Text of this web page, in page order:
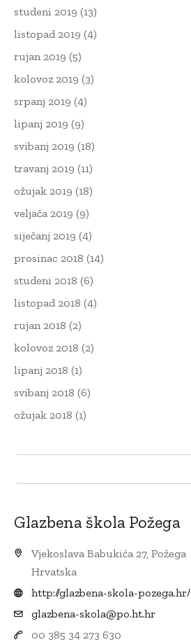
studeni 2019 (13)
listopad 2019 (4)
rujan 2019 (5)
kolovoz 2019 (3)
srpanj 2019 (4)
lipanj 2019 (9)
svibanj 2019 (18)
travanj 2019 (11)
ožujak 2019 (18)
veljača 2019 (9)
siječanj 2019 (4)
prosinac 2018 (14)
studeni 2018 (6)
listopad 2018 (4)
rujan 2018 (2)
kolovoz 2018 (2)
lipanj 2018 (1)
svibanj 2018 (6)
ožujak 2018 (1)
Glazbena škola Požega
Vjekoslava Babukića 27, Požega
Hrvatska
http://glazbena-skola-pozega.hr/
glazbena-skola@po.ht.hr
00 385 34 273 630